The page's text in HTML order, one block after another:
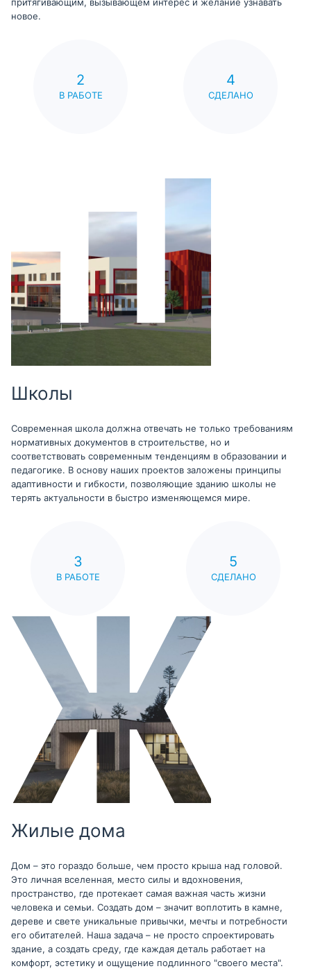
притягивающим, вызывающем интерес и желание узнавать
новое.
2
В РАБОТЕ
4
СДЕЛАНО
Школы
Современная школа должна отвечать не только требованиям
нормативных документов в строительстве, но и
соответствовать современным тенденциям в образовании и
педагогике. В основу наших проектов заложены принципы
адаптивности и гибкости, позволяющие зданию школы не
терять актуальности в быстро изменяющемся мире.
3
В РАБОТЕ
5
СДЕЛАНО
Жилые дома
Дом – это гораздо больше, чем просто крыша над головой.
Это личная вселенная, место силы и вдохновения,
пространство, где протекает самая важная часть жизни
человека и семьи. Создать дом – значит воплотить в камне,
дереве и свете уникальные привычки, мечты и потребности
его обитателей. Наша задача – не просто спроектировать
здание, а создать среду, где каждая деталь работает на
комфорт, эстетику и ощущение подлинного "своего места".